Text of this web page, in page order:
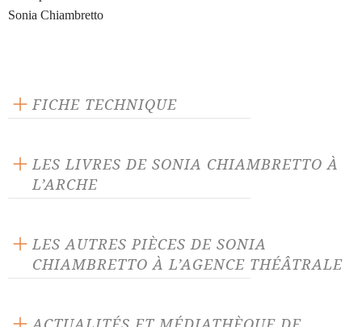
Sonia Chiambretto
FICHE TECHNIQUE
Langue source : français
LES LIVRES DE SONIA CHIAMBRETTO À
L’ARCHE
LES AUTRES PIÈCES DE SONIA
CHIAMBRETTO À L’AGENCE THÉÂTRALE
de 15 ans)
gravité)